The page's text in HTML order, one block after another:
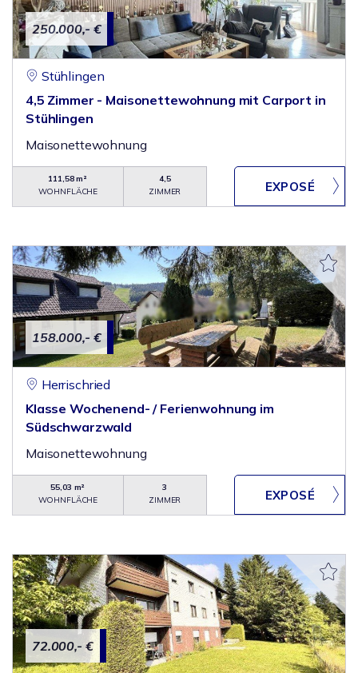
250.000,- €
Stühlingen
4,5 Zimmer - Maisonettewohnung mit Carport in
Stühlingen
Maisonettewohnung
111,58 m²
WOHNFLÄCHE
4,5
ZIMMER
158.000,- €
Herrischried
Klasse Wochenend- / Ferienwohnung im
Südschwarzwald
Maisonettewohnung
55,03 m²
WOHNFLÄCHE
3
ZIMMER
72.000,- €